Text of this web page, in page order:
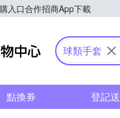
入口合作招商App下載
Yahoo購物中心
球類手套
點換券 登記送